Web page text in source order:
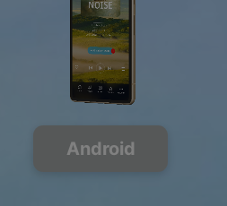
Android